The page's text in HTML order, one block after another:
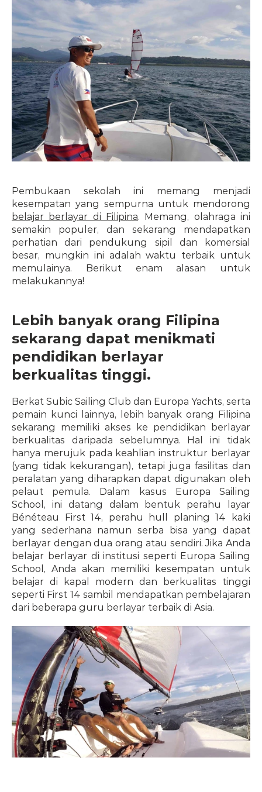
Pembukaan sekolah ini memang menjadi
belajar berlayar di Filipina. Memang, olahraga ini
semakin populer, dan sekarang mendapatkan
perhatian dari pendukung sipil dan komersial
besar, mungkin ini adalah waktu terbaik untuk
memulainya. Berikut enam alasan untuk
melakukannya!
Lebih banyak orang Filipina
sekarang dapat menikmati
pendidikan berlayar
berkualitas tinggi.
Berkat Subic Sailing Club dan Europa Yachts, serta
pemain kunci lainnya, lebih banyak orang Filipina
sekarang memiliki akses ke pendidikan berlayar
berkualitas daripada sebelumnya. Hal ini tidak
hanya merujuk pada keahlian instruktur berlayar
(yang tidak kekurangan), tetapi juga fasilitas dan
peralatan yang diharapkan dapat digunakan oleh
pelaut pemula. Dalam kasus Europa Sailing
School, ini datang dalam bentuk perahu layar
Bénéteau First 14, perahu hull planing 14 kaki
yang sederhana namun serba bisa yang dapat
berlayar dengan dua orang atau sendiri. Jika Anda
belajar berlayar di institusi seperti Europa Sailing
School, Anda akan memiliki kesempatan untuk
belajar di kapal modern dan berkualitas tinggi
seperti First 14 sambil mendapatkan pembelajaran
dari beberapa guru berlayar terbaik di Asia.